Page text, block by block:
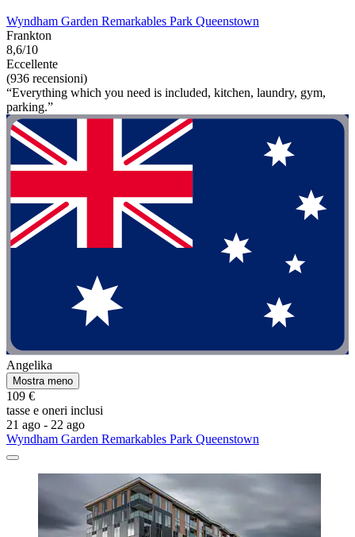
Wyndham Garden Remarkables Park Queenstown
Frankton
8,6/10
Eccellente
(936 recensioni)
“Everything which you need is included, kitchen, laundry, gym,
parking.”
Angelika
Mostra meno
109 €
tasse e oneri inclusi
21 ago - 22 ago
Wyndham Garden Remarkables Park Queenstown